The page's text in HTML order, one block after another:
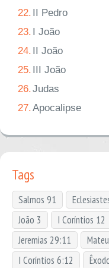
22. II Pedro
23. I João
24. II João
25. III João
26.Judas
27.Apocalipse
Tags
Salmos 91
João 3
I Coríntios 12
Jeremias 29:11
I Coríntios 6:12